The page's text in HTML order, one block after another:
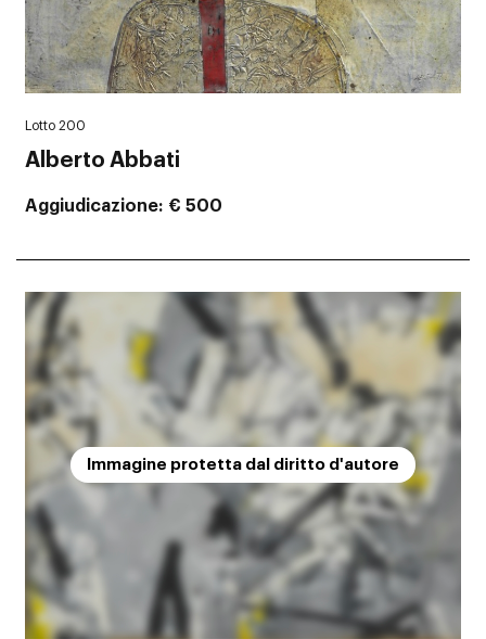
Lotto 200
Alberto Abbati
Aggiudicazione € 500
Immagine protetta dal diritto d'autore